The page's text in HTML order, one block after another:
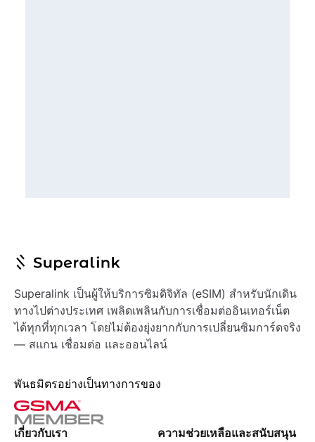
Superalink เป็นผู้ให้บริการซิมดิจิทัล (eSIM) สำหรับนักเดิน
ทางไปต่างประเทศ เพลิดเพลินกับการเชื่อมต่ออินเทอร์เน็ต
ได้ทุกที่ทุกเวลา โดยไม่ต้องยุ่งยากกับการเปลี่ยนซิมการ์ดจริง
— สแกน เชื่อมต่อ และออนไลน์
พันธมิตรอย่างเป็นทางการของ
เกี่ยวกับเรา ความช่วยเหลือและสนับสนุน